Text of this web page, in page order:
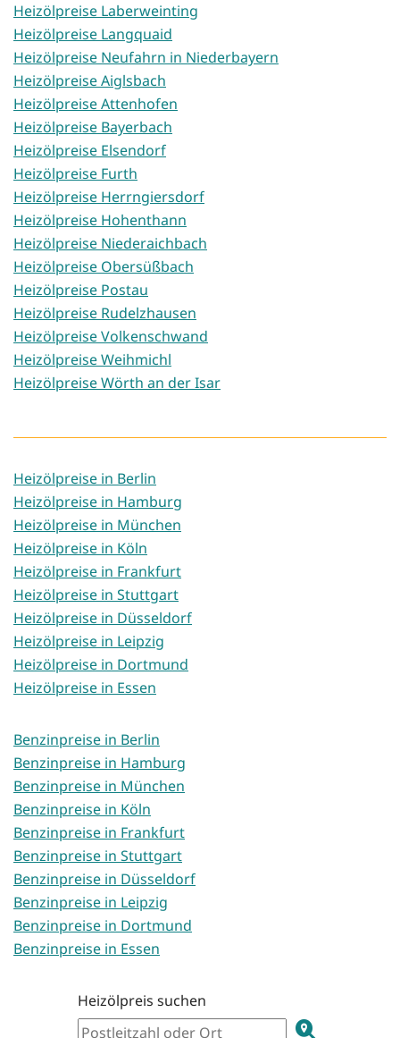
Heizölpreise Laberweinting
Heizölpreise Langquaid
Heizölpreise Neufahrn in Niederbayern
Heizölpreise Aiglsbach
Heizölpreise Attenhofen
Heizölpreise Bayerbach
Heizölpreise Elsendorf
Heizölpreise Furth
Heizölpreise Herrngiersdorf
Heizölpreise Hohenthann
Heizölpreise Niederaichbach
Heizölpreise Obersüßbach
Heizölpreise Postau
Heizölpreise Rudelzhausen
Heizölpreise Volkenschwand
Heizölpreise Weihmichl
Heizölpreise Wörth an der Isar
Heizölpreise in Berlin
Heizölpreise in Hamburg
Heizölpreise in München
Heizölpreise in Köln
Heizölpreise in Frankfurt
Heizölpreise in Stuttgart
Heizölpreise in Düsseldorf
Heizölpreise in Leipzig
Heizölpreise in Dortmund
Heizölpreise in Essen
Benzinpreise in Berlin
Benzinpreise in Hamburg
Benzinpreise in München
Benzinpreise in Köln
Benzinpreise in Frankfurt
Benzinpreise in Stuttgart
Benzinpreise in Düsseldorf
Benzinpreise in Leipzig
Benzinpreise in Dortmund
Benzinpreise in Essen
Heizölpreis suchen